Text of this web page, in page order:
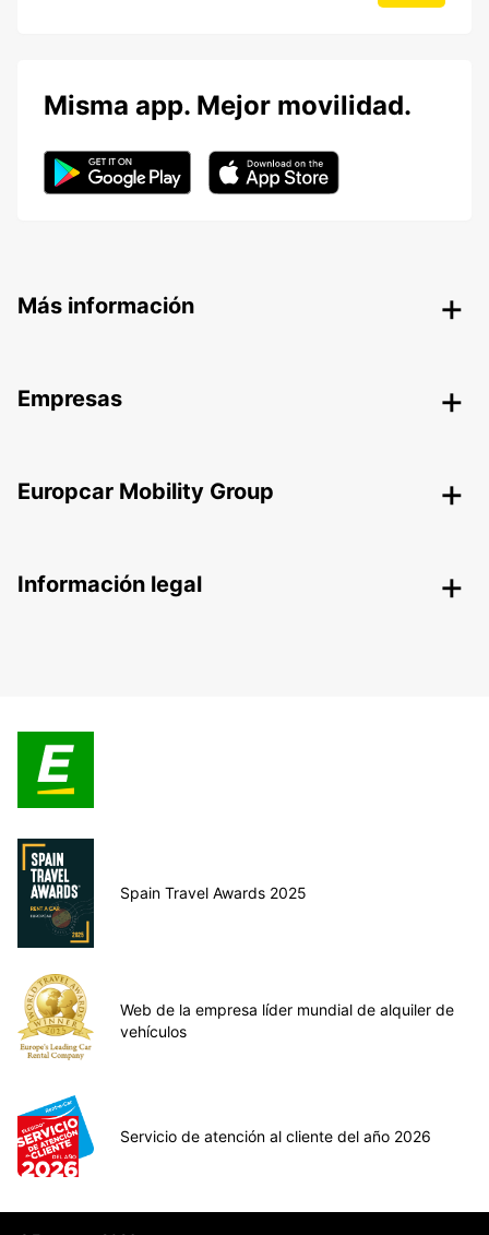
Misma app. Mejor movilidad.
Más información
Empresas
Europcar Mobility Group
Información legal
Spain Travel Awards 2025
Web de la empresa líder mundial de alquiler de
vehículos
Servicio de atención al cliente del año 2026